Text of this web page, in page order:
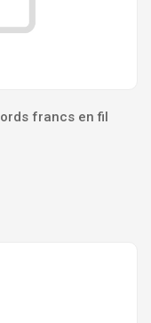
francs en fil